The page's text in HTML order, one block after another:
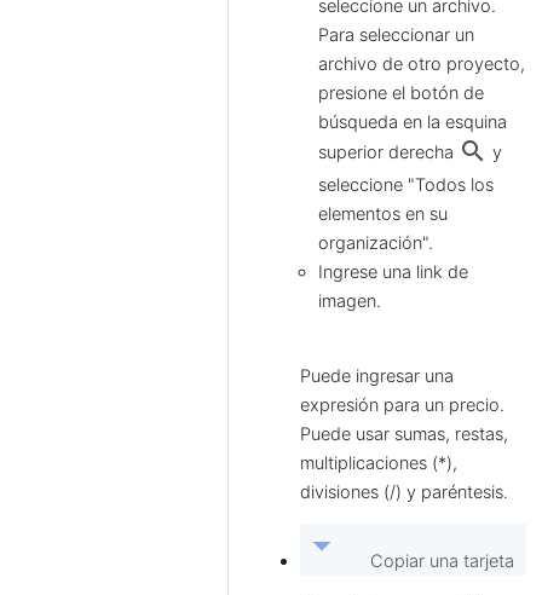
seleccione un archivo.
Para seleccionar un
archivo de otro proyecto,
presione el botón de
búsqueda en la esquina
superior derecha search y
seleccione "Todos los
elementos en su
organización".
Ingrese una link de
imagen.
Puede ingresar una
expresión para un precio.
Puede usar sumas, restas,
multiplicaciones (*),
divisiones (/) y paréntesis.
arrow_drop_down Copiar una tarjeta